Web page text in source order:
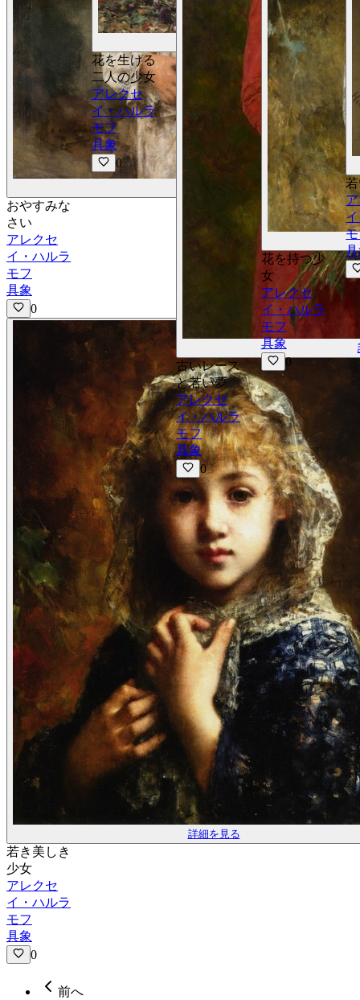
おやすみな
さい
アレクセ
イ・ハルラ
モフ
具象
0
詳細を見る
若き美しき
少女
アレクセ
イ・ハルラ
モフ
具象
0
詳細を見る
花を生ける
二人の少女
アレクセ
イ・ハルラ
モフ
具象
0
古いレース
と若い夢
アレクセ
イ・ハルラ
モフ
具象
0
花を持つ少
女
アレクセ
イ・ハルラ
モフ
具象
0
前へ